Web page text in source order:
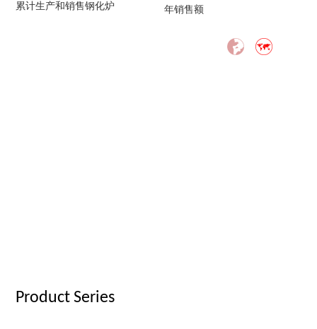
累计生产和销售钢化炉 年销售额
Product Series